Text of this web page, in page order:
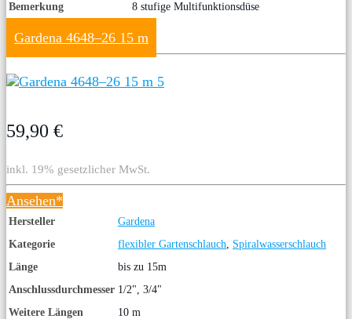
Bemerkung 8 stufige Multifunktionsdüse
Gardena 4648–26 15 m
59,90 €
inkl. 19% gesetzlicher MwSt.
Ansehen*
Hersteller
Gardena
Kategorie
flexibler Gartenschlauch
Spiralwasserschlauch
Länge
bis zu 15m
Anschlussdurchmesser 1/2", 3/4"
Weitere Längen
10 m